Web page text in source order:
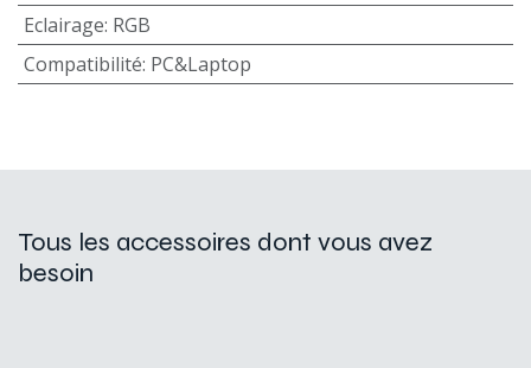
Eclairage: RGB
Compatibilité: PC&Laptop
Tous les accessoires dont vous avez
besoin